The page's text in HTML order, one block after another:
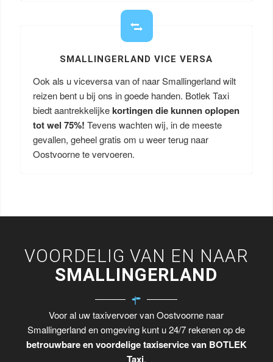
SMALLINGERLAND VICE VERSA
Ook als u viceversa van of naar Smallingerland wilt
reizen bent u bij ons in goede handen. Botlek Taxi
biedt aantrekkelijkekortingen die kunnen oplopen
tot wel 75%! Tevens wachten wij, in de meeste
gevallen, geheel gratis om u weer terug naar
Oostvoorne te vervoeren.
VOORDELIG VAN EN NAAR
SMALLINGERLAND
Voor al uw taxivervoer van Oostvoorne naar
Smallingerland en omgeving kunt u 24/7 rekenen op de
betrouwbare en voordelige taxiservice van BOTLEK
Taxi.